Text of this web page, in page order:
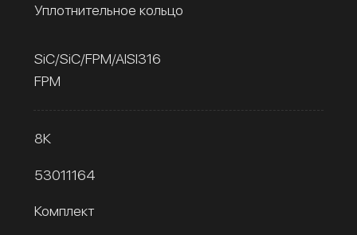
Уплотнительное кольцо
SiC/SiC/FPM/AISI316
FPM
8К
53011164
Комплект